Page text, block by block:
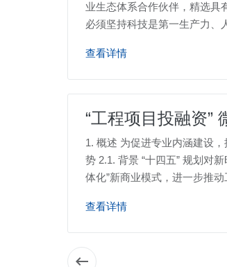
业生态体系合作伙伴，精选具
必须坚持科技是第一生产力、
查看详情
“工程项目投融资”
1. 概述 为促进专业内涵建设
势 2.1. 背景 “十四五” 规划对
体化”新商业模式，进一步推
查看详情